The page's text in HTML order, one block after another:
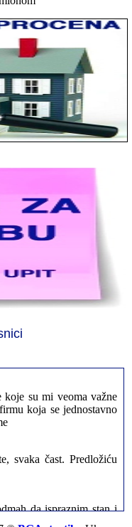
radnike u firmi jer su
vašoj firmi. Istog dana
Vam puno
koja se jednostavno
firmu. Ja ljudi ne znam